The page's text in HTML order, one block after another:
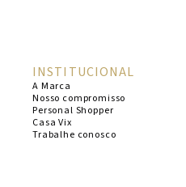
INSTITUCIONAL
A Marca
Nosso compromisso
Personal Shopper
Casa Vix
Trabalhe conosco